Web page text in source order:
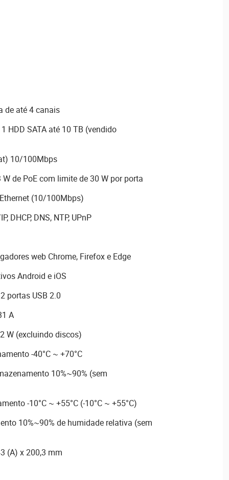
de até 4 canais
HDD SATA até 10 TB (vendido
10/100Mbps
de PoE com limite de 30 W por porta
(10/100Mbps)
DHCP, DNS, NTP, UPnP
web Chrome, Firefox e Edge
Android e iOS
portas USB 2.0
A
W (excluindo discos)
-40°C ~ +70°C
10%~90% (sem
-10°C ~ +55°C (-10°C ~ +55°C)
10%~90% de humidade relativa (sem
(A) x 200,3 mm